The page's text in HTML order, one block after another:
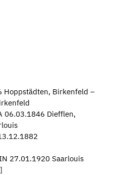
Hoppstädten, Birkenfeld –
06.03.1846 Diefflen,
27.01.1920 Saarlouis